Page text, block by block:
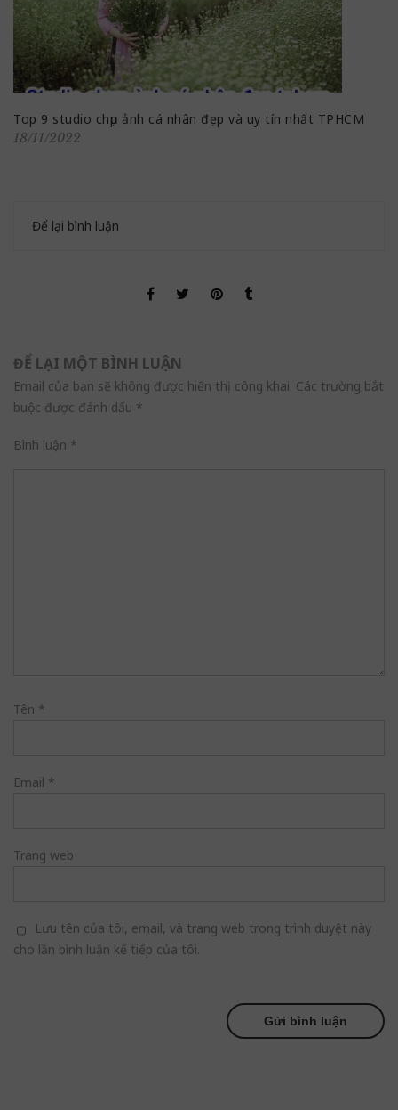
Top 9 studio chụp ảnh cá nhân đẹp và uy tín nhất TPHCM
18/11/2022
Để lại bình luận
ĐỂ LẠI MỘT BÌNH LUẬN
Email của bạn sẽ không được hiển thị công khai. Các trường bắt
buộc được đánh dấu *
Bình luận *
Tên *
Email *
Trang web
Lưu tên của tôi, email, và trang web trong trình duyệt này
cho lần bình luận kế tiếp của tôi.